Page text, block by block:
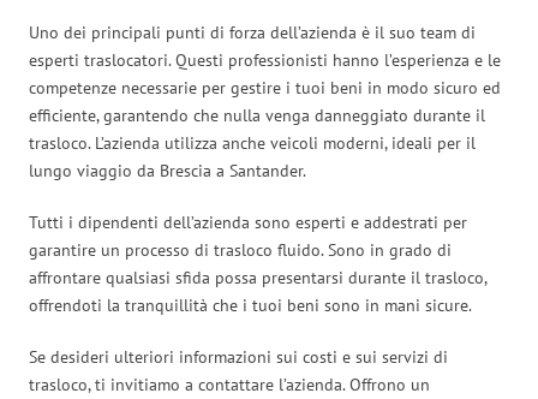
Uno dei principali punti di forza dell’azienda è il suo team di
esperti traslocatori. Questi professionisti hanno l’esperienza e le
competenze necessarie per gestire i tuoi beni in modo sicuro ed
efficiente, garantendo che nulla venga danneggiato durante il
trasloco. L’azienda utilizza anche veicoli moderni, ideali per il
lungo viaggio da Brescia a Santander.
Tutti i dipendenti dell’azienda sono esperti e addestrati per
garantire un processo di trasloco fluido. Sono in grado di
affrontare qualsiasi sfida possa presentarsi durante il trasloco,
offrendoti la tranquillità che i tuoi beni sono in mani sicure.
Se desideri ulteriori informazioni sui costi e sui servizi di
trasloco, ti invitiamo a contattare l’azienda. Offrono un